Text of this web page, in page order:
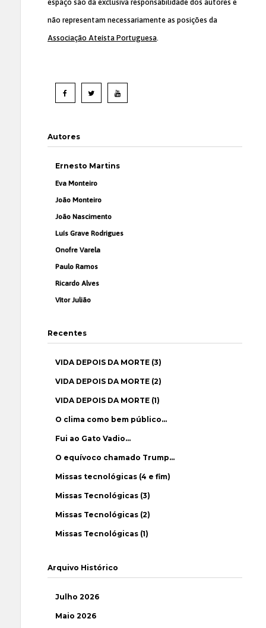
espaço são da exclusiva responsabilidade dos autores e
não representam necessariamente as posições da
Associação Ateísta Portuguesa.
Autores
Ernesto Martins
Eva Monteiro
João Monteiro
João Nascimento
Luís Grave Rodrigues
Onofre Varela
Paulo Ramos
Ricardo Alves
Vítor Julião
Recentes
VIDA DEPOIS DA MORTE (3)
VIDA DEPOIS DA MORTE (2)
VIDA DEPOIS DA MORTE (1)
O clima como bem público…
Fui ao Gato Vadio…
O equívoco chamado Trump…
Missas tecnológicas (4 e fim)
Missas Tecnológicas (3)
Missas Tecnológicas (2)
Missas Tecnológicas (1)
Arquivo Histórico
Julho 2026
Maio 2026